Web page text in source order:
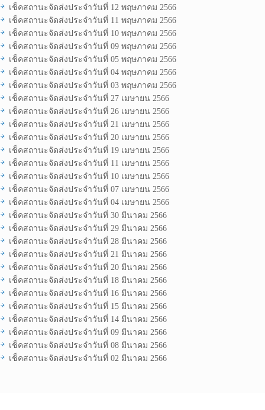
เช็คสถานะจัดส่งประจำวันที่ 12 พฤษภาคม 2566
เช็คสถานะจัดส่งประจำวันที่ 11 พฤษภาคม 2566
เช็คสถานะจัดส่งประจำวันที่ 10 พฤษภาคม 2566
เช็คสถานะจัดส่งประจำวันที่ 09 พฤษภาคม 2566
เช็คสถานะจัดส่งประจำวันที่ 05 พฤษภาคม 2566
เช็คสถานะจัดส่งประจำวันที่ 04 พฤษภาคม 2566
เช็คสถานะจัดส่งประจำวันที่ 03 พฤษภาคม 2566
เช็คสถานะจัดส่งประจำวันที่ 27 เมษายน 2566
เช็คสถานะจัดส่งประจำวันที่ 26 เมษายน 2566
เช็คสถานะจัดส่งประจำวันที่ 21 เมษายน 2566
เช็คสถานะจัดส่งประจำวันที่ 20 เมษายน 2566
เช็คสถานะจัดส่งประจำวันที่ 19 เมษายน 2566
เช็คสถานะจัดส่งประจำวันที่ 11 เมษายน 2566
เช็คสถานะจัดส่งประจำวันที่ 10 เมษายน 2566
เช็คสถานะจัดส่งประจำวันที่ 07 เมษายน 2566
เช็คสถานะจัดส่งประจำวันที่ 04 เมษายน 2566
เช็คสถานะจัดส่งประจำวันที่ 30 มีนาคม 2566
เช็คสถานะจัดส่งประจำวันที่ 29 มีนาคม 2566
เช็คสถานะจัดส่งประจำวันที่ 28 มีนาคม 2566
เช็คสถานะจัดส่งประจำวันที่ 21 มีนาคม 2566
เช็คสถานะจัดส่งประจำวันที่ 20 มีนาคม 2566
เช็คสถานะจัดส่งประจำวันที่ 18 มีนาคม 2566
เช็คสถานะจัดส่งประจำวันที่ 16 มีนาคม 2566
เช็คสถานะจัดส่งประจำวันที่ 15 มีนาคม 2566
เช็คสถานะจัดส่งประจำวันที่ 14 มีนาคม 2566
เช็คสถานะจัดส่งประจำวันที่ 09 มีนาคม 2566
เช็คสถานะจัดส่งประจำวันที่ 08 มีนาคม 2566
เช็คสถานะจัดส่งประจำวันที่ 02 มีนาคม 2566